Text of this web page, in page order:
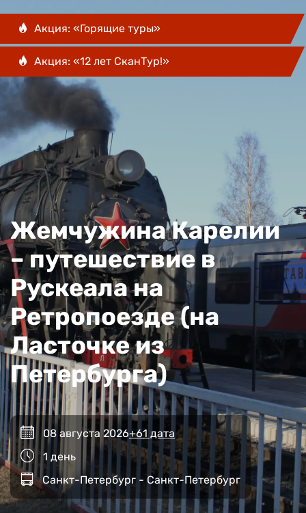
Акция: «Горящие туры»
Акция: «12 лет СканТур!»
Жемчужина Карелии
– путешествие в
Рускеала на
Ретропоезде (на
Ласточке из
Петербурга)
08 августа 2026+61 дата
1 день
Санкт-Петербург - Санкт-Петербург